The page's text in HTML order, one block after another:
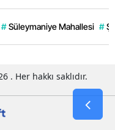
# Süleymaniye Mahallesi #
. Her hakkı saklıdır.